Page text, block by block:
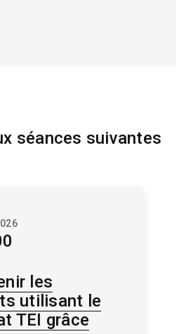
séances suivantes
les
utilisant le
TEI grâce